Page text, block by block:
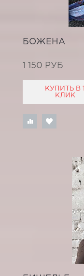
БОЖЕНА
1 150 РУБ
КУПИТЬ В 1
КЛИК